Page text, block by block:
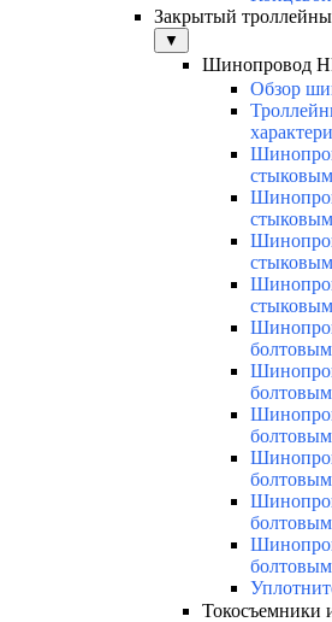
Закрытый
▼
Шинопровод
Обзор
Токосъемники